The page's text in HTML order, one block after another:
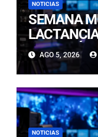
NOTICIAS
SEMANA
COPIAPÓ
ABIERTA A
AGO 5, 2026
NOTICIAS